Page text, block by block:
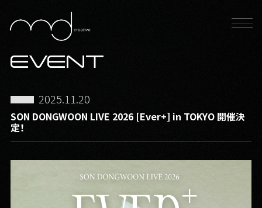
EVENT
2025.11.20
SON DONGWOON LIVE 2026 [Ever+] in TOKYO 開催決
定！